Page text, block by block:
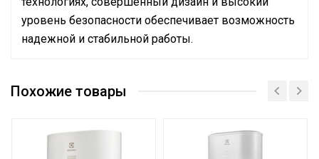
уровень безопасности обеспечивает возможность
надежной и стабильной работы.
нагревательных
Режим Smart Memory
Предохранительный
Сертификат
Похожие товары